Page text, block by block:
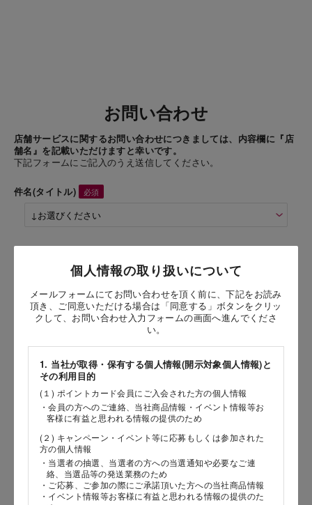
お問い合わせ
店舗サービスに関するお問い合わせにつきましては、内容欄に『店
舗名』を記載いただけますと幸いです。
下記フォームにご記入のうえ送信してください。
個人情報の取り扱いについて
メールフォームにてお問い合わせを頂く前に、下記をお読み
頂き、ご同意いただける場合は「同意する」ボタンをクリッ
クして、お問い合わせ入力フォームの画面へ進んでくださ
い。
1. 当社が取得・保有する個人情報(開示対象個人情報)と
その利用目的
(１) ポイントカード会員にご入会された方の個人情報
・会員の方へのご連絡、当社商品情報・イベント情報等お
客様に有益と思われる情報の提供のため
(２) キャンペーン・イベント等に応募もしくは参加された
方の個人情報
・当選者の抽選、当選者の方への当選通知や必要なご連
絡、当選品等の発送業務のため
・ご応募、ご参加の際にご承諾頂いた方への当社商品情報
・イベント情報等お客様に有益と思われる情報の提供のた
件名(タイトル)
デザートアソート 17個入
お問い合わせ時氏名
［名］
（全角で入力してください）
お問い合わせ時氏名（カナ）
［セイ］
［メイ］